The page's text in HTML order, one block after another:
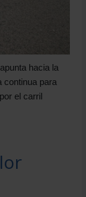
hacia la
continua para
el carril